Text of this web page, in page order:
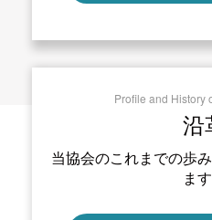
Profile and History
沿
当協会のこれまでの歩
ます